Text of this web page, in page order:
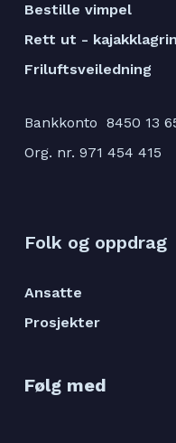
Bestille vimpel
Rett ut -
Friluftsveiledning
Bankkonto 8450 13
Org. nr. 971 454 415
Folk og oppdrag
Ansatte
Prosjekter
Følg med